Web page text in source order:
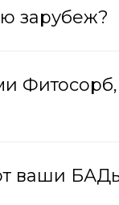
зарубеж?
ваши